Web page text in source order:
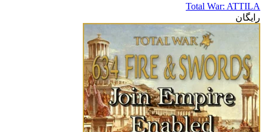
Total War: ATTILA
رایگان